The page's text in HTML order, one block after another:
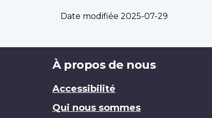
Date modifiée 2025-07-29
Brand
À propos de nous
Accessibilité
Qui nous sommes